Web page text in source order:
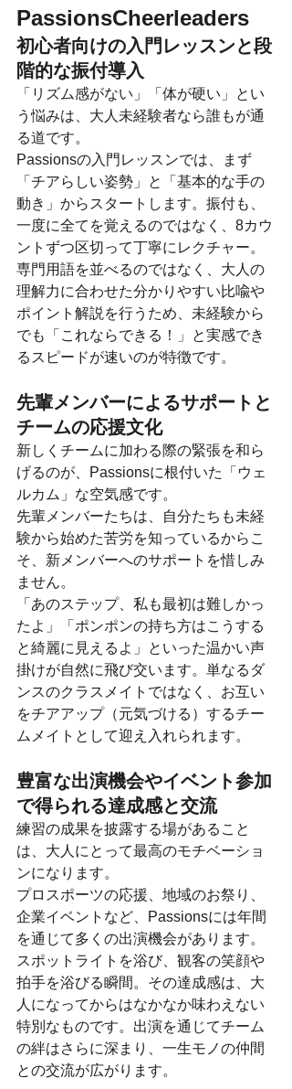
PassionsCheerleaders
初心者向けの入門レッスンと段
階的な振付導入
「リズム感がない」「体が硬い」とい
う悩みは、大人未経験者なら誰もが通
る道です。
Passionsの入門レッスンでは、まず
「チアらしい姿勢」と「基本的な手の
動き」からスタートします。振付も、
一度に全てを覚えるのではなく、8カウ
ントずつ区切って丁寧にレクチャー。
専門用語を並べるのではなく、大人の
理解力に合わせた分かりやすい比喩や
ポイント解説を行うため、未経験から
でも「これならできる！」と実感でき
るスピードが速いのが特徴です。
先輩メンバーによるサポートと
チームの応援文化
新しくチームに加わる際の緊張を和ら
げるのが、Passionsに根付いた「ウェ
ルカム」な空気感です。
先輩メンバーたちは、自分たちも未経
験から始めた苦労を知っているからこ
そ、新メンバーへのサポートを惜しみ
ません。
「あのステップ、私も最初は難しかっ
たよ」「ポンポンの持ち方はこうする
と綺麗に見えるよ」といった温かい声
掛けが自然に飛び交います。単なるダ
ンスのクラスメイトではなく、お互い
をチアアップ（元気づける）するチー
ムメイトとして迎え入れられます。
豊富な出演機会やイベント参加
で得られる達成感と交流
練習の成果を披露する場があること
は、大人にとって最高のモチベーショ
ンになります。
プロスポーツの応援、地域のお祭り、
企業イベントなど、Passionsには年間
を通じて多くの出演機会があります。
スポットライトを浴び、観客の笑顔や
拍手を浴びる瞬間。その達成感は、大
人になってからはなかなか味わえない
特別なものです。出演を通じてチーム
の絆はさらに深まり、一生モノの仲間
との交流が広がります。